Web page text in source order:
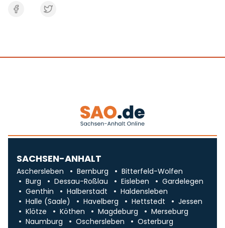
SACHSEN-ANHALT
Aschersleben Bernburg
Bitterfeld-Wolfen
Burg
Dessau-Roßlau Eisleben
Gardelegen
Genthin
Halberstadt
Haldensleben
Halle (Saale)
Havelberg Hettstedt
Jessen
Klötze
Köthen Magdeburg
Merseburg
Naumburg
Oschersleben
Osterburg